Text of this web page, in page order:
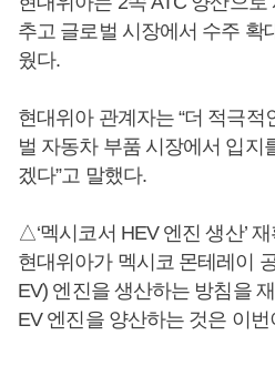
추고 글로벌 시장에서 수주 확
웠다.
현대위아 관계자는 “더 적극
벌 자동차 부품 시장에서 입지
겠다”고 말했다.
△‘멕시코서 HEV 엔진 생산’
현대위아가 멕시코 몬테레이
EV) 엔진을 생산하는 방침을
EV 엔진을 양산하는 것은 이